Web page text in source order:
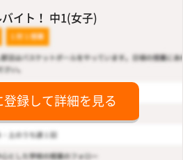
イト！ 中1(女子)
登録して詳細を見る